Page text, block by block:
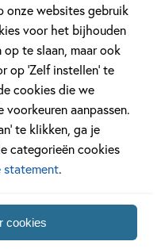
onze websites gebruik
voor het bijhouden
te slaan, maar ook
‘Zelf instellen’ te
cookies die we
aanpassen.
te klikken, ga je
categorieën cookies
statement.
cookies
eerste
in 1995,
hij zijn